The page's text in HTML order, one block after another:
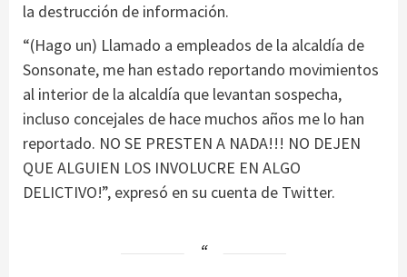
la destrucción de información.
“(Hago un) Llamado a empleados de la alcaldía de
Sonsonate, me han estado reportando movimientos
al interior de la alcaldía que levantan sospecha,
incluso concejales de hace muchos años me lo han
reportado. NO SE PRESTEN A NADA!!! NO DEJEN
QUE ALGUIEN LOS INVOLUCRE EN ALGO
DELICTIVO!”, expresó en su cuenta de Twitter.